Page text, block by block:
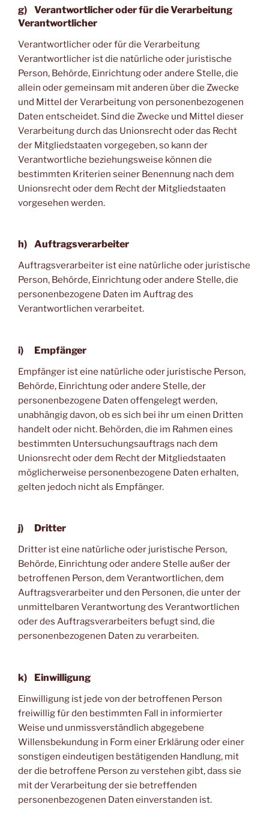
g) Verantwortlicher oder für die Verarbeitung
Verantwortlicher
Verantwortlicher oder für die Verarbeitung
Verantwortlicher ist die natürliche oder juristische
Person, Behörde, Einrichtung oder andere Stelle, die
allein oder gemeinsam mit anderen über die Zwecke
und Mittel der Verarbeitung von personenbezogenen
Daten entscheidet. Sind die Zwecke und Mittel dieser
Verarbeitung durch das Unionsrecht oder das Recht
der Mitgliedstaaten vorgegeben, so kann der
Verantwortliche beziehungsweise können die
bestimmten Kriterien seiner Benennung nach dem
Unionsrecht oder dem Recht der Mitgliedstaaten
vorgesehen werden.
h) Auftragsverarbeiter
Auftragsverarbeiter ist eine natürliche oder juristische
Person, Behörde, Einrichtung oder andere Stelle, die
personenbezogene Daten im Auftrag des
Verantwortlichen verarbeitet.
i) Empfänger
Empfänger ist eine natürliche oder juristische Person,
Behörde, Einrichtung oder andere Stelle, der
personenbezogene Daten offengelegt werden,
unabhängig davon, ob es sich bei ihr um einen Dritten
handelt oder nicht. Behörden, die im Rahmen eines
bestimmten Untersuchungsauftrags nach dem
Unionsrecht oder dem Recht der Mitgliedstaaten
möglicherweise personenbezogene Daten erhalten,
gelten jedoch nicht als Empfänger.
j) Dritter
Dritter ist eine natürliche oder juristische Person,
Behörde, Einrichtung oder andere Stelle außer der
betroffenen Person, dem Verantwortlichen, dem
Auftragsverarbeiter und den Personen, die unter der
unmittelbaren Verantwortung des Verantwortlichen
oder des Auftragsverarbeiters befugt sind, die
personenbezogenen Daten zu verarbeiten.
k) Einwilligung
Einwilligung ist jede von der betroffenen Person
freiwillig für den bestimmten Fall in informierter
Weise und unmissverständlich abgegebene
Willensbekundung in Form einer Erklärung oder einer
sonstigen eindeutigen bestätigenden Handlung, mit
der die betroffene Person zu verstehen gibt, dass sie
mit der Verarbeitung der sie betreffenden
personenbezogenen Daten einverstanden ist.